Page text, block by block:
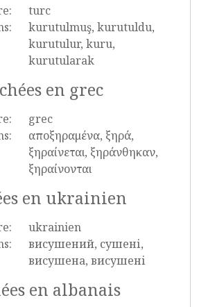
turc
kurutulmuş, kurutuldu,
kurutulur, kuru,
kurutularak
en grec
grec
αποξηραμένα, ξηρά,
ξηραίνεται, ξηράνθηκαν,
ξηραίνονται
en ukrainien
ukrainien
висушений, сушені,
висушена, висушені
en albanais